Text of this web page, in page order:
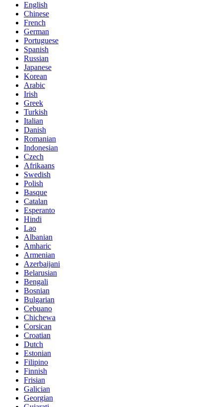
English
Chinese
French
German
Portuguese
Spanish
Russian
Japanese
Korean
Arabic
Irish
Greek
Turkish
Italian
Danish
Romanian
Indonesian
Czech
Afrikaans
Swedish
Polish
Basque
Catalan
Esperanto
Hindi
Lao
Albanian
Amharic
Armenian
Azerbaijani
Belarusian
Bengali
Bosnian
Bulgarian
Cebuano
Chichewa
Corsican
Croatian
Dutch
Estonian
Filipino
Finnish
Frisian
Galician
Georgian